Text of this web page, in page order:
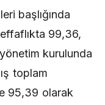
başlığında
99,36,
kurulunda
toplam
95,39 olarak